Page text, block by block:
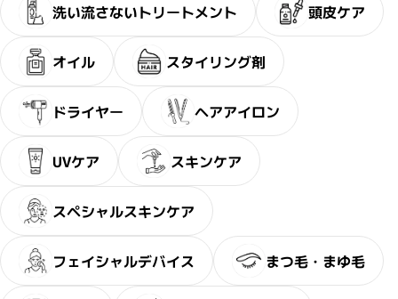
洗い流さないトリートメント 頭皮ケア
オイル スタイリング剤
ドライヤー ヘアアイロン
UVケア スキンケア
スペシャルスキンケア
フェイシャルデバイス まつ毛・まゆ毛